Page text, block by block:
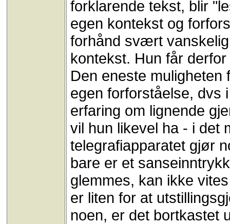
forklarende tekst, blir
egen kontekst og
forhånd svært
kontekst. Hun får
Den eneste muligheten
egen forforståelse, dvs
erfaring om lignende
vil hun likevel ha - i det
telegrafiapparatet gjør
bare er et
glemmes, kan ikke
er liten for at
noen, er det bortkastet